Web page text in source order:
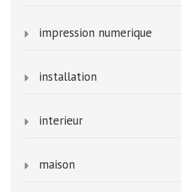
impression numerique
installation
interieur
maison